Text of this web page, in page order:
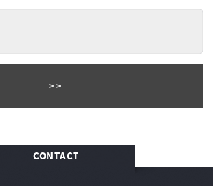
CONTACT